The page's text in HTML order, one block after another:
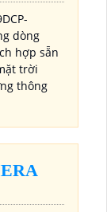
dòng
hợp sẵn
trời
thông